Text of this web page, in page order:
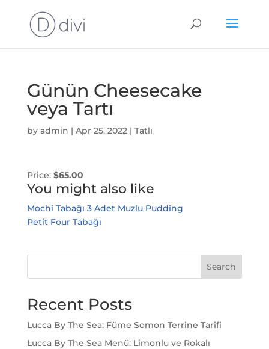
Günün Cheesecake
veya Tartı
by admin | Apr 25, 2022| Tatlı
Price: $65.00
You might also like
Mochi Tabağı 3 Adet Muzlu Pudding
Petit Four Tabağı
Search
Recent Posts
Lucca By The Sea: Füme Somon Terrine Tarifi
Lucca By The Sea Menü: Limonlu ve Rokalı